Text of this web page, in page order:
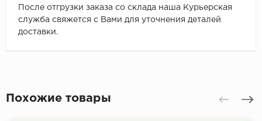
После отгрузки заказа со склада наша Курьерская
служба свяжется с Вами для уточнения деталей
доставки.
Похожие товары